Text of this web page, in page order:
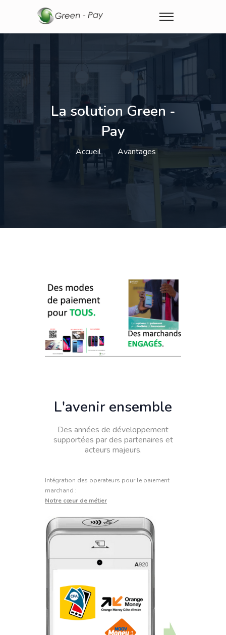
La solution Green -
Pay
Accueil Avantages
L'avenir ensemble
Des années de développement
supportées par des partenaires et
acteurs majeurs.
Intégration des operateurs pour le paiement
marchand :
Notre cœur de métier